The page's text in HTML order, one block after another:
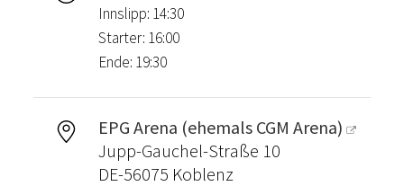
Innslipp: 14:30
Starter: 16:00
Ende: 19:30
EPG Arena (ehemals CGM Arena)
Jupp-Gauchel-Straße 10
DE-56075 Koblenz